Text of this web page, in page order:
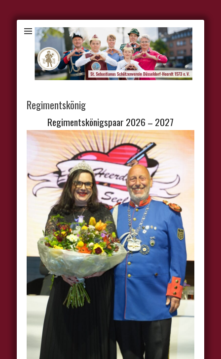
Regimentskönig
Regimentskönigspaar 2026 – 2027